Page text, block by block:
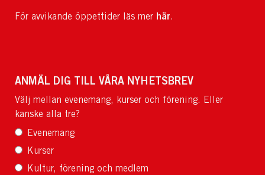
För avvikande öppettider läs mer här.
ANMÄL DIG TILL VÅRA NYHETSBREV
Välj mellan evenemang, kurser och förening. Eller
kanske alla tre?
Evenemang
Kurser
Kultur, förening och medlem